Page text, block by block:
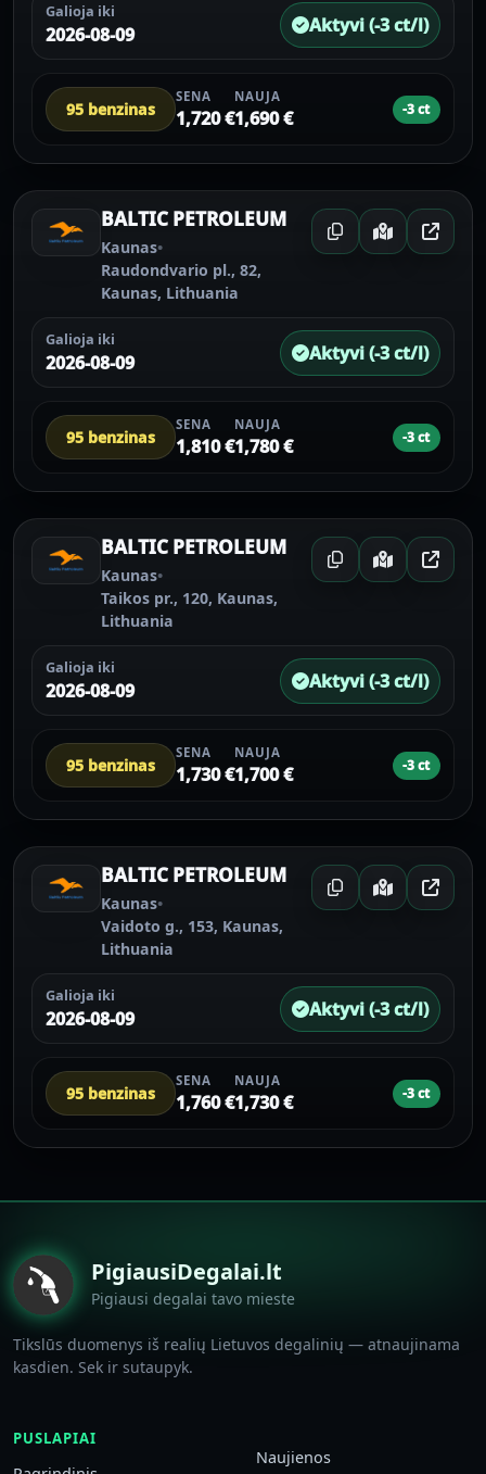
Galioja iki
2026-08-09 Aktyvi (-3 ct/l)
95 benzinas
SENA
1,720 €
NAUJA
1,690 € -3 ct
BALTIC PETROLEUM
Kaunas•
Raudondvario pl., 82,
Kaunas, Lithuania
Galioja iki
2026-08-09 Aktyvi (-3 ct/l)
95 benzinas
SENA
1,810 €
NAUJA
1,780 € -3 ct
BALTIC PETROLEUM
Kaunas•
Taikos pr., 120, Kaunas,
Lithuania
Galioja iki
2026-08-09 Aktyvi (-3 ct/l)
95 benzinas
SENA
1,730 €
NAUJA
1,700 € -3 ct
BALTIC PETROLEUM
Kaunas•
Vaidoto g., 153, Kaunas,
Lithuania
Galioja iki
2026-08-09 Aktyvi (-3 ct/l)
95 benzinas
SENA
1,760 €
NAUJA
1,730 € -3 ct
PigiausiDegalai.lt
Pigiausi degalai tavo mieste
Tikslūs duomenys iš realių Lietuvos degalinių — atnaujinama
kasdien. Sek ir sutaupyk.
PUSLAPIAI
Naujienos